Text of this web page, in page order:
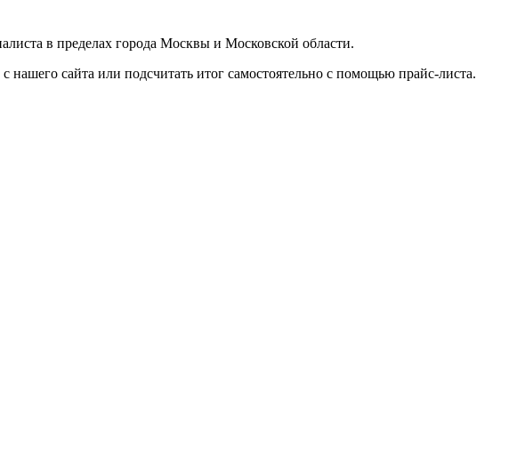
в пределах города Москвы и Московской области.
сайта или подсчитать итог самостоятельно с помощью прайс-листа.